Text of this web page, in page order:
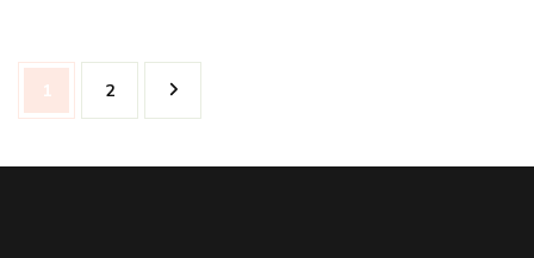
Seitennummerierung
derSeite
1 Seite
2